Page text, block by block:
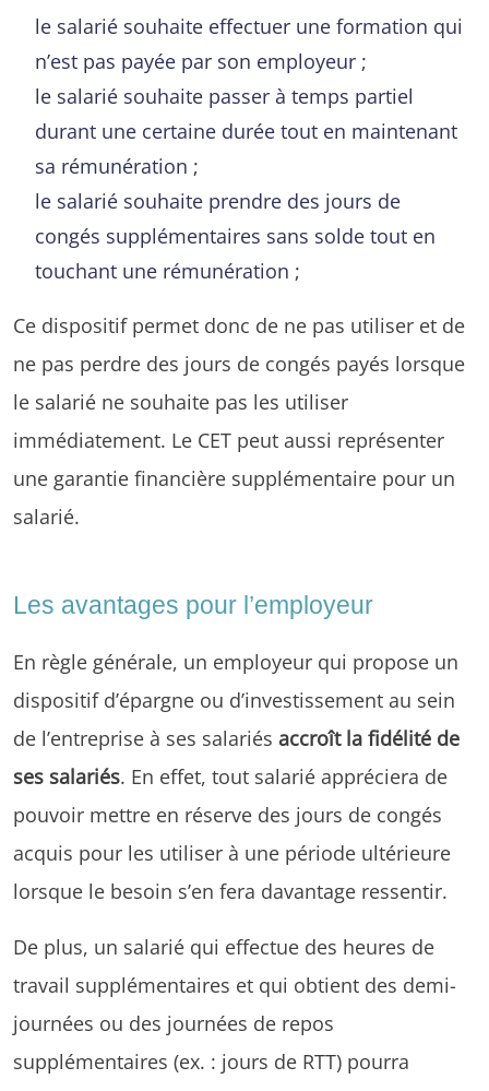
le salarié souhaite effectuer une formation qui
n’est pas payée par son employeur ;
le salarié souhaite passer à temps partiel
durant une certaine durée tout en maintenant
sa rémunération ;
le salarié souhaite prendre des jours de
congés supplémentaires sans solde tout en
touchant une rémunération ;
Ce dispositif permet donc de ne pas utiliser et de
ne pas perdre des jours de congés payés lorsque
le salarié ne souhaite pas les utiliser
immédiatement. Le CET peut aussi représenter
une garantie financière supplémentaire pour un
salarié.
Les avantages pour l’employeur
En règle générale, un employeur qui propose un
dispositif d’épargne ou d’investissement au sein
de l’entreprise à ses salariés accroît la fidélité de
ses salariés. En effet, tout salarié appréciera de
pouvoir mettre en réserve des jours de congés
acquis pour les utiliser à une période ultérieure
lorsque le besoin s’en fera davantage ressentir.
De plus, un salarié qui effectue des heures de
travail supplémentaires et qui obtient des demi-
journées ou des journées de repos
supplémentaires (ex. : jours de RTT) pourra